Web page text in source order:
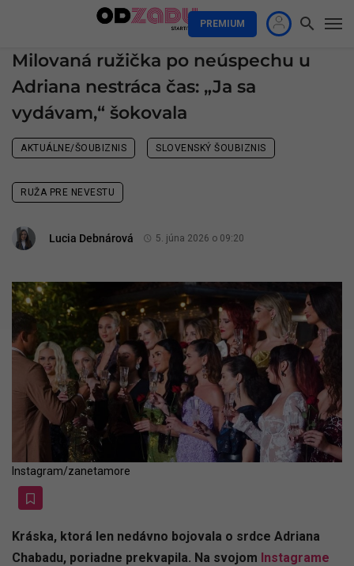
PREMIUM
Milovaná ružička po neúspechu u
Adriana nestráca čas: „Ja sa
vydávam,“ šokovala
AKTUÁLNE/ŠOUBIZNIS SLOVENSKÝ ŠOUBIZNIS
RUŽA PRE NEVESTU
Lucia Debnárová 5. júna 2026 o 09:20
Instagram/zanetamore
Kráska, ktorá len nedávno bojovala o srdce Adriana
Chabadu, poriadne prekvapila. Na svojom Instagrame